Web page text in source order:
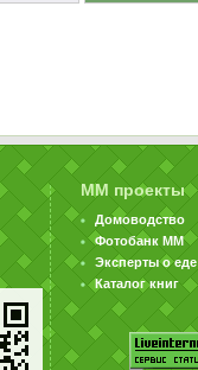
ММ проекты
Домоводство
Фотобанк ММ
Эксперты о еде
Каталог книг